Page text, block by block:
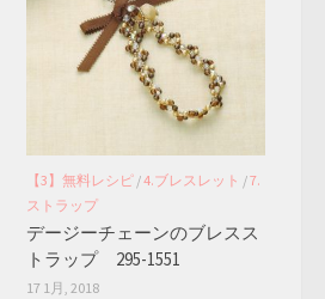
【3】無料レシピ /4.ブレスレット /7.
ストラップ
デージーチェーンのブレスス
トラップ 295-1551
17 1月, 2018